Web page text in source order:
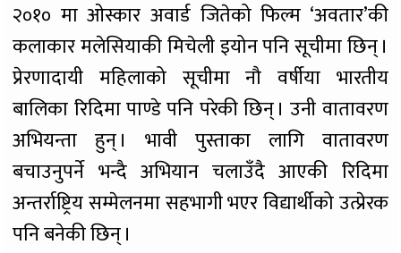
२०१० मा ओस्कार अवार्ड जितेको फिल्म ‘अवतार’की
कलाकार मलेसियाकी मिचेली इयोन पनि सूचीमा छिन् ।
प्रेरणादायी महिलाको सूचीमा नौ वर्षीया भारतीय
बालिका रिदिमा पाण्डे पनि परेकी छिन् । उनी वातावरण
अभियन्ता हुन् । भावी पुस्ताका लागि वातावरण
बचाउनुपर्ने भन्दै अभियान चलाउँदै आएकी रिदिमा
अन्तर्राष्ट्रिय सम्मेलनमा सहभागी भएर विद्यार्थीको उत्प्रेरक
पनि बनेकी छिन् ।